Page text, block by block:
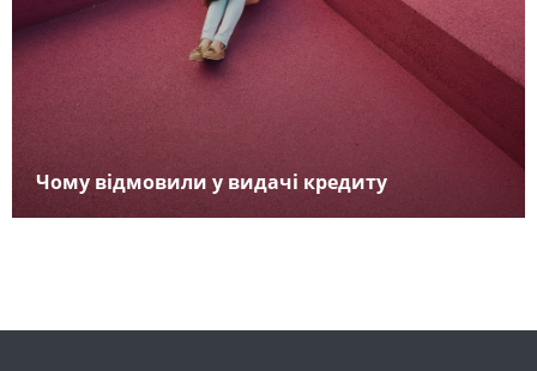
Чому відмовили у видачі кредиту